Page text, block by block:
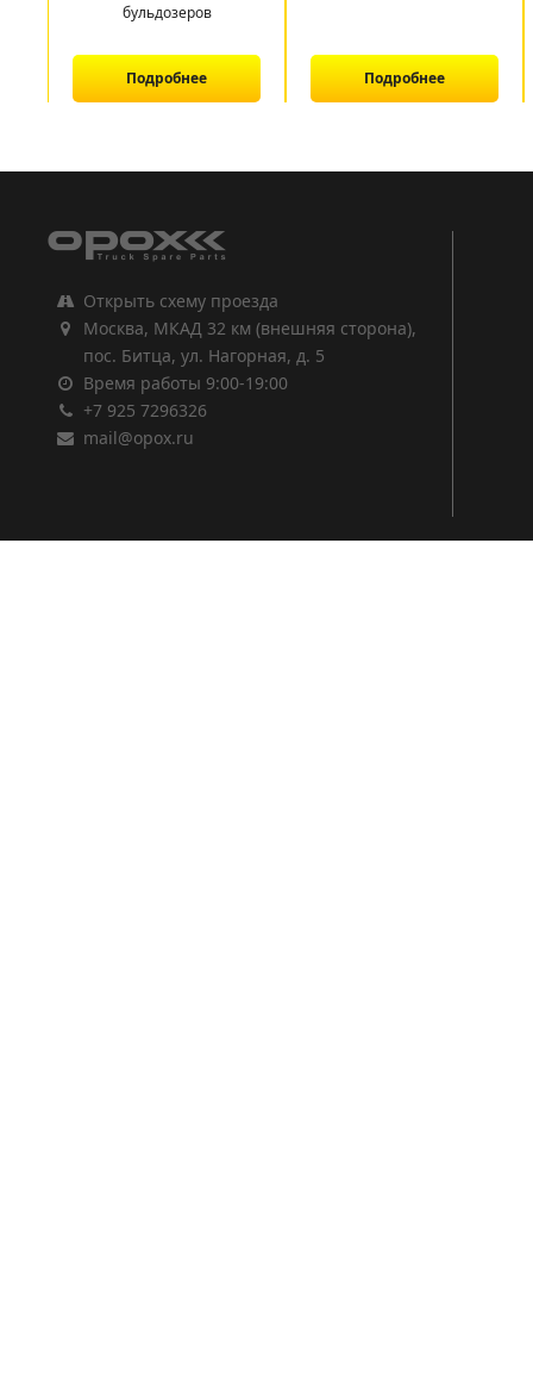
бульдозеров
Подробнее Подробнее
Открыть схему проезда
Москва, МКАД 32 км (внешняя сторона),
пос. Битца, ул. Нагорная, д. 5
Время работы 9:00-19:00
+7 925 7296326
mail@opox.ru